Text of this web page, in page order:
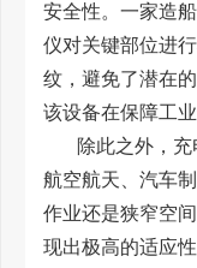
安全性。一家造
仪对关键部位进
纹，避免了潜在
该设备在保障工
除此之外，
航空航天、汽车
作业还是狭窄空
现出极高的适应性